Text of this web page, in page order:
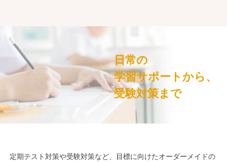
日常の
学習サポートから、
受験対策まで
定期テスト対策や受験対策など、目標に向けたオーダーメイドの